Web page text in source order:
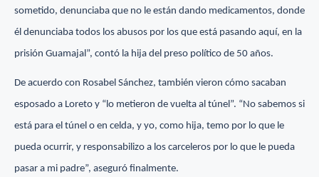
sometido, denunciaba que no le están dando medicamentos, donde
él denunciaba todos los abusos por los que está pasando aquí, en la
prisión Guamajal”, contó la hija del preso político de 50 años.
De acuerdo con Rosabel Sánchez, también vieron cómo sacaban
esposado a Loreto y “lo metieron de vuelta al túnel”. “No sabemos si
está para el túnel o en celda, y yo, como hija, temo por lo que le
pueda ocurrir, y responsabilizo a los carceleros por lo que le pueda
pasar a mi padre”, aseguró finalmente.